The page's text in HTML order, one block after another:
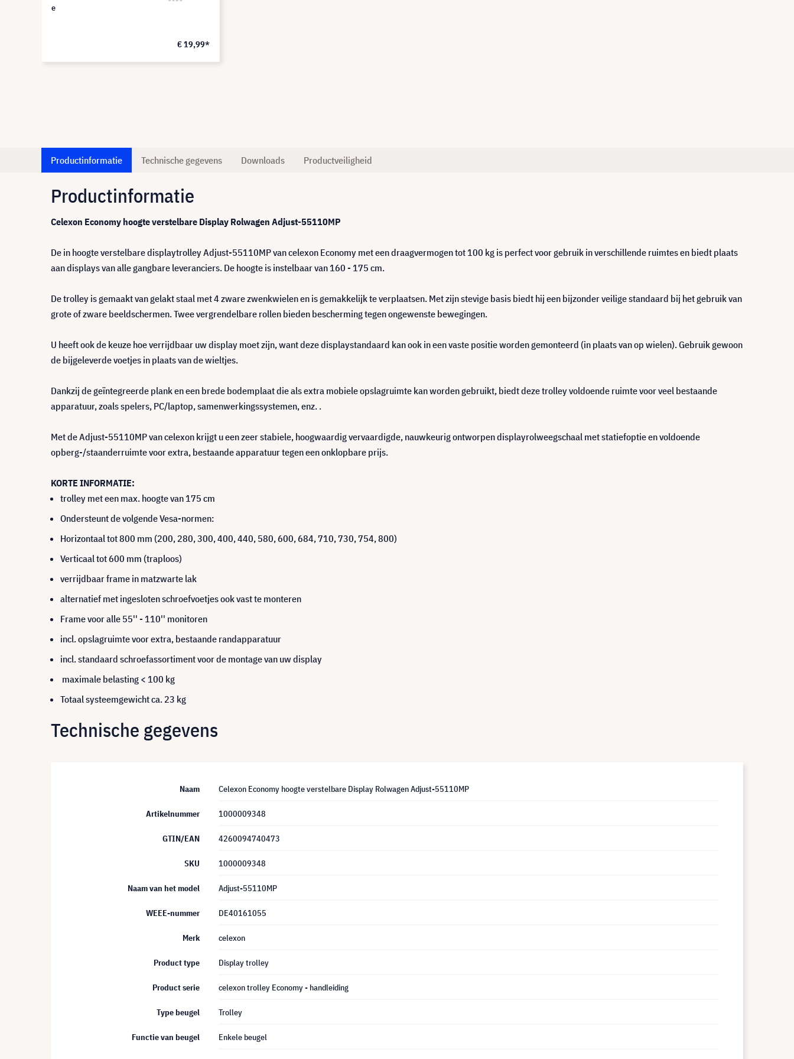
e
€ 19,99*
Productinformatie Technische gegevens Downloads Productveiligheid
Productinformatie
Celexon Economy hoogte verstelbare Display Rolwagen Adjust-55110MP
De in hoogte verstelbare displaytrolley Adjust-55110MP van celexon Economy met een draagvermogen tot 100 kg is perfect voor gebruik in verschillende ruimtes en biedt plaats
aan displays van alle gangbare leveranciers. De hoogte is instelbaar van 160 - 175 cm.
De trolley is gemaakt van gelakt staal met 4 zware zwenkwielen en is gemakkelijk te verplaatsen. Met zijn stevige basis biedt hij een bijzonder veilige standaard bij het gebruik van
grote of zware beeldschermen. Twee vergrendelbare rollen bieden bescherming tegen ongewenste bewegingen.
U heeft ook de keuze hoe verrijdbaar uw display moet zijn, want deze displaystandaard kan ook in een vaste positie worden gemonteerd (in plaats van op wielen). Gebruik gewoon
de bijgeleverde voetjes in plaats van de wieltjes.
Dankzij de geïntegreerde plank en een brede bodemplaat die als extra mobiele opslagruimte kan worden gebruikt, biedt deze trolley voldoende ruimte voor veel bestaande
apparatuur, zoals spelers, PC/laptop, samenwerkingssystemen, enz. .
Met de Adjust-55110MP van celexon krijgt u een zeer stabiele, hoogwaardig vervaardigde, nauwkeurig ontworpen displayrolweegschaal met statiefoptie en voldoende
opberg-/staanderruimte voor extra, bestaande apparatuur tegen een onklopbare prijs.
KORTE INFORMATIE:
trolley met een max. hoogte van 175 cm
Ondersteunt de volgende Vesa-normen:
Horizontaal tot 800 mm (200, 280, 300, 400, 440, 580, 600, 684, 710, 730, 754, 800)
Verticaal tot 600 mm (traploos)
verrijdbaar frame in matzwarte lak
alternatief met ingesloten schroefvoetjes ook vast te monteren
Frame voor alle 55'' - 110'' monitoren
incl. opslagruimte voor extra, bestaande randapparatuur
incl. standaard schroefassortiment voor de montage van uw display
maximale belasting < 100 kg
Totaal systeemgewicht ca. 23 kg
Technische gegevens
Naam Celexon Economy hoogte verstelbare Display Rolwagen Adjust-55110MP
Artikelnummer 1000009348
GTIN/EAN 4260094740473
SKU 1000009348
Naam van het model Adjust-55110MP
WEEE-nummer DE40161055
Merk celexon
Product type Display trolley
Product serie celexon trolley Economy - handleiding
Type beugel Trolley
Functie van beugel Enkele beugel